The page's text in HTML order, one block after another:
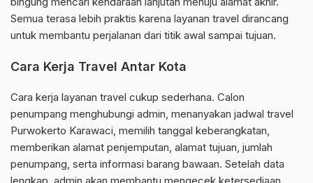
Semua terasa lebih praktis karena layanan travel dirancang
untuk membantu perjalanan dari titik awal sampai tujuan.
Cara Kerja Travel Antar Kota
Cara kerja layanan travel cukup sederhana. Calon
penumpang menghubungi admin, menanyakan jadwal travel
Purwokerto Karawaci, memilih tanggal keberangkatan,
memberikan alamat penjemputan, alamat tujuan, jumlah
penumpang, serta informasi barang bawaan. Setelah data